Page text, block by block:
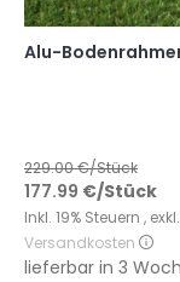
Alu-
229.00€/Stück
177.99 €/Stück
Inkl. 19% Steuern , exkl.
Versandkosten
lieferbar in 3